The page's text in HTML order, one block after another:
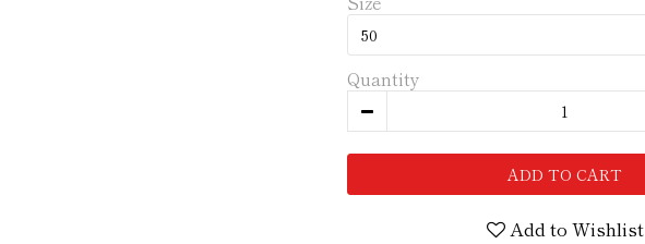
Quantity
ADD TO CART
Add to Wishlist